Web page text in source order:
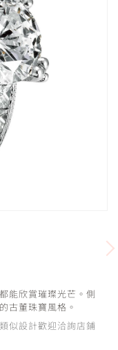
能欣賞璀璨光芒。側
古董珠寶風格。
似設計歡迎洽詢店鋪